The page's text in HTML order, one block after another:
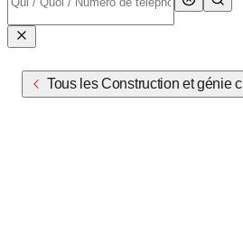
Tous les Construction et génie